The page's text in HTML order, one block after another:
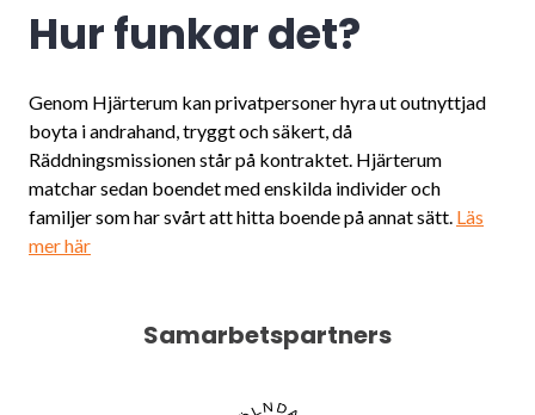
Hur funkar det?
Genom Hjärterum kan privatpersoner hyra ut outnyttjad
boyta i andrahand, tryggt och säkert, då
Räddningsmissionen står på kontraktet. Hjärterum
matchar sedan boendet med enskilda individer och
familjer som har svårt att hitta boende på annat sätt. Läs
mer här
Samarbetspartners